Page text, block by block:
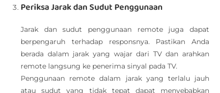
Periksa Jarak dan Sudut Penggunaan
Jarak dan sudut penggunaan remote juga dapat
berpengaruh terhadap responsnya. Pastikan Anda
berada dalam jarak yang wajar dari TV dan arahkan
remote langsung ke penerima sinyal pada TV.
Penggunaan remote dalam jarak yang terlalu jauh
atau sudut yang tidak tepat dapat menyebabkan